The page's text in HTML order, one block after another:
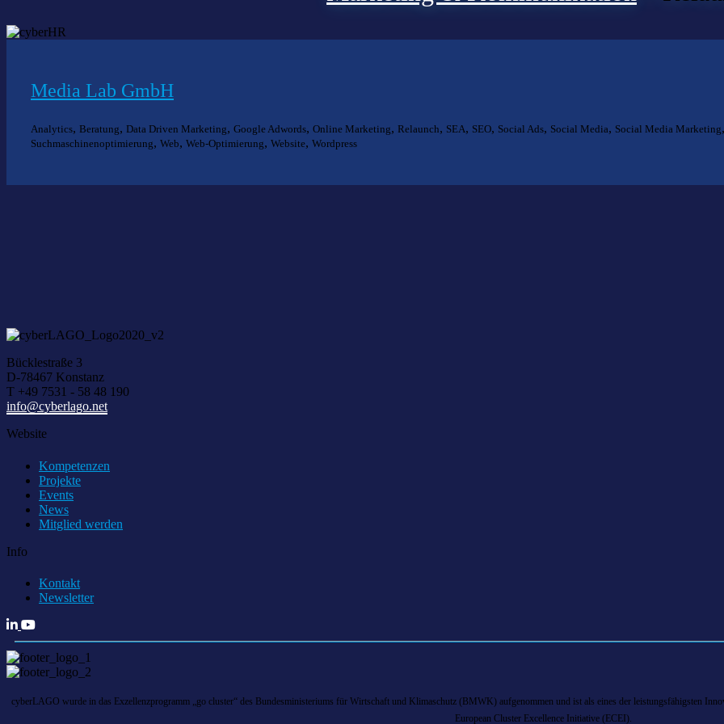
Media Lab GmbH
Analytics, Beratung, Data Driven Marketing, Google Adwords, Online Marketing, Relaunch, SEA, SEO, Social Ads, Social Media, Social Media Marketing,
Suchmaschinenoptimierung, Web, Web-Optimierung, Website, Wordpress
Bücklestraße 3
D-78467 Konstanz
T +49 7531 - 58 48 190
info@cyberlago.net
Website
Kompetenzen
Projekte
Events
News
Mitglied werden
Info
Kontakt
Newsletter
cyberLAGO wurde in das Exzellenzprogramm „go cluster“ des Bundesministeriums für Wirtschaft und Klimaschutz (BMWK) aufgenommen und ist als eines der leistungsfähigsten
European Cluster Excellence Initiative (ECEI).